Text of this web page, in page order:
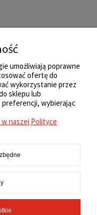
umożliwiają poprawne
ofertę do
wykorzystanie przez
sklepu lub
wybierając
naszej Polityce